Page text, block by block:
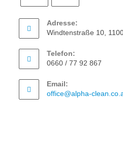
Adresse:
Windtenstraße 10,
Telefon:
0660 / 77 92 867
Email:
office@alpha-